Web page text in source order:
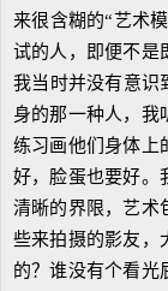
来很含糊的“艺术
试的人，即便不是
我当时并没有意识
身的那一种人，我
练习画他们身体上
好，脸蛋也要好。
清晰的界限，艺术
些来拍摄的影友，
的？谁没有个看光